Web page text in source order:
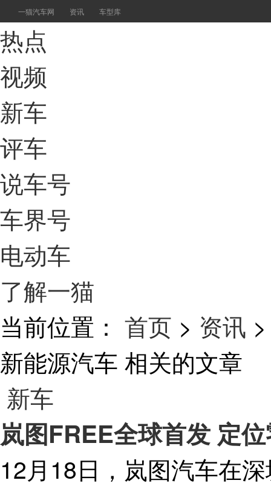
一猫汽车网 资讯 车型库
热点
视频
新车
评车
说车号
车界号
电动车
了解一猫
当前位置： 首页 > 资讯 >
新能源汽车 相关的文章
新车
岚图FREE全球首发 定
12月18日，岚图汽车在